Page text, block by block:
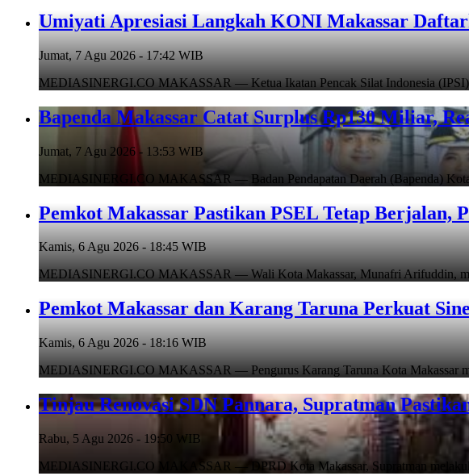
Umiyati Apresiasi Langkah KONI Makassar
Jumat, 7 Agu 2026 - 17:42 WIB
MEDIASINERGI.CO MAKASSAR — Ketua Ikatan Pencak Silat Indonesia
Bapenda Makassar Catat Surplus Rp130 Miliar,
Jumat, 7 Agu 2026 - 13:53 WIB
MEDIASINERGI.CO MAKASSAR — Badan Pendapatan Daerah (Bapenda)
Pemkot Makassar Pastikan PSEL Tetap Berjalan,
Kamis, 6 Agu 2026 - 18:45 WIB
MEDIASINERGI.CO MAKASSAR — Wali Kota Makassar, Munafri Arifuddin,
Pemkot Makassar dan Karang Taruna Perkuat
Kamis, 6 Agu 2026 - 18:16 WIB
MEDIASINERGI.CO MAKASSAR — Pengurus Karang Taruna Kota Makassar
Tinjau Renovasi SDN Pannara, Supratman
Rabu, 5 Agu 2026 - 19:50 WIB
MEDIASINERGI.CO MAKASSAR — DPRD Kota Makassar, Supratman